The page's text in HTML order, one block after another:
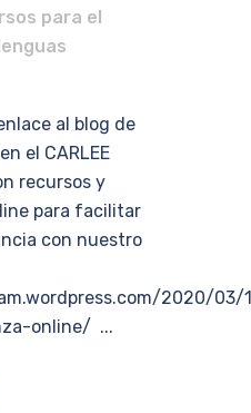
para el
al blog de
el CARLEE
recursos y
para facilitar
con nuestro
2020/03/
online/ ...